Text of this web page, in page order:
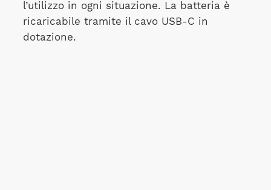
l’utilizzo in ogni situazione. La batteria è
ricaricabile tramite il cavo USB-C in
dotazione.